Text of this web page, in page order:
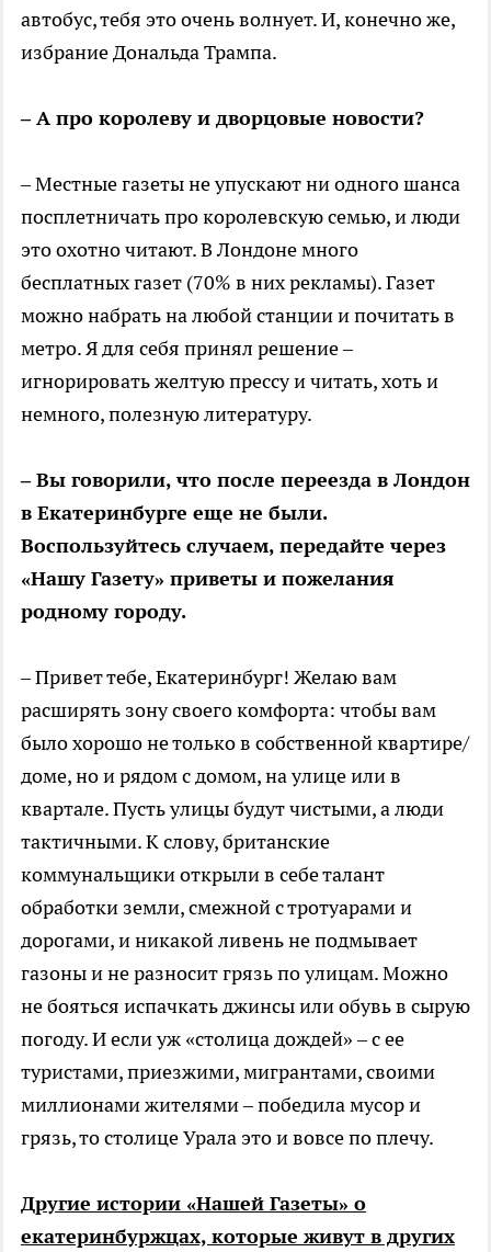
автобус, тебя это очень волнует. И, конечно же,
избрание Дональда Трампа.
– А про королеву и дворцовые новости?
– Местные газеты не упускают ни одного шанса
посплетничать про королевскую семью, и люди
это охотно читают. В Лондоне много
бесплатных газет (70% в них рекламы). Газет
можно набрать на любой станции и почитать в
метро. Я для себя принял решение –
игнорировать желтую прессу и читать, хоть и
немного, полезную литературу.
– Вы говорили, что после переезда в Лондон
в Екатеринбурге еще не были.
Воспользуйтесь случаем, передайте через
«Нашу Газету» приветы и пожелания
родному городу.
– Привет тебе, Екатеринбург! Желаю вам
расширять зону своего комфорта: чтобы вам
было хорошо не только в собственной квартире/
доме, но и рядом с домом, на улице или в
квартале. Пусть улицы будут чистыми, а люди
тактичными. К слову, британские
коммунальщики открыли в себе талант
обработки земли, смежной с тротуарами и
дорогами, и никакой ливень не подмывает
газоны и не разносит грязь по улицам. Можно
не бояться испачкать джинсы или обувь в сырую
погоду. И если уж «столица дождей» – с ее
туристами, приезжими, мигрантами, своими
миллионами жителями – победила мусор и
грязь, то столице Урала это и вовсе по плечу.
Другие истории «Нашей Газеты» о
екатеринбуржцах, которые живут в других